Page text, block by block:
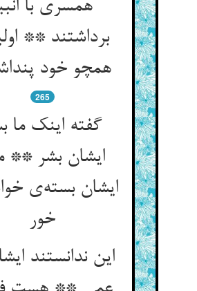
همسری با
برداشتند **
همچو خود
265
گفته اینک ما
ایشان بشر **
ایشان بسته‌‌ی
خور
این ندانستند